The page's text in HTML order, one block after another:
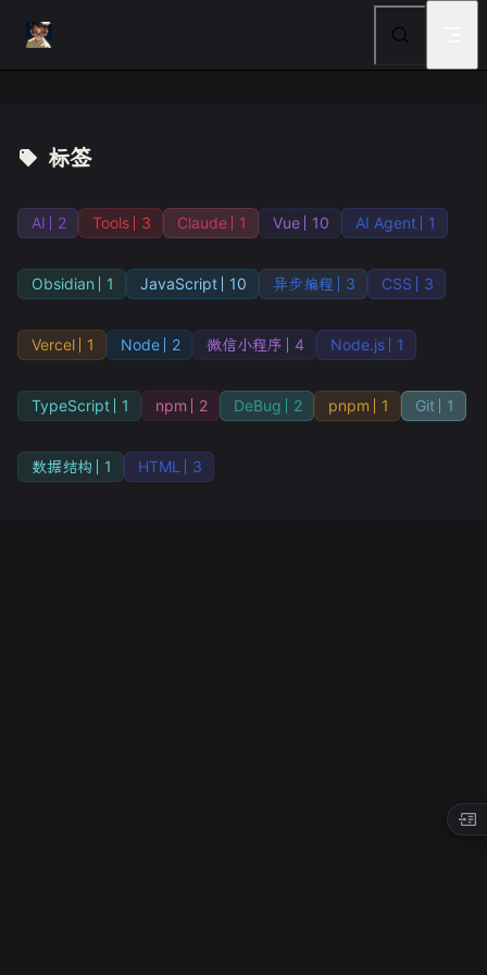
Skip to content
标签
AI 2 Tools 3 Claude 1 Vue 10 AI Agent 1
Obsidian 1 JavaScript 10 异步编程 3 CSS 3
Vercel 1 Node 2 微信小程序 4 Node.js 1
TypeScript 1 npm 2 DeBug 2 pnpm 1 Git 1
数据结构 1 HTML 3